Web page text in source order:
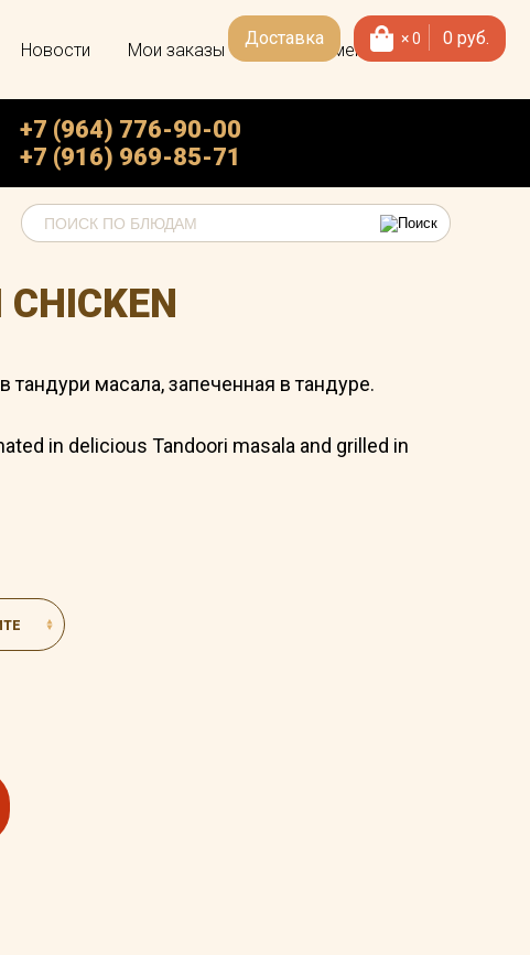
Доставка ×0 0 руб.
Новости Мои заказы Скачать меню
+7 (964) 776-90-00
+7 (916) 969-85-71
тандури масала, запеченная в тандуре.
in delicious Tandoori masala and grilled in